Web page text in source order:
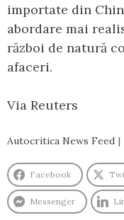
importate din
abordare mai
război de natură
afaceri.
Via Reuters
Autocritica News Feed
Facebook
Messenger